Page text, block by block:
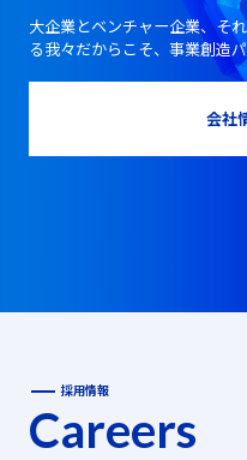
大企業とベンチャー企業、そ
る我々だからこそ、事業創造
会社
採用情報
Careers